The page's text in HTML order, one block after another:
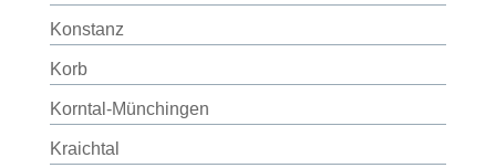
Konstanz
Korb
Korntal-Münchingen
Kraichtal